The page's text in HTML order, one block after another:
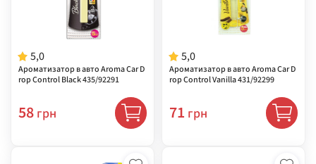
5,0
Ароматизатор в авто Aroma Car D
rop Control Black 435/92291
58 грн
5,0
Ароматизатор в авто Aroma Car D
rop Control Vanilla 431/92299
71 грн